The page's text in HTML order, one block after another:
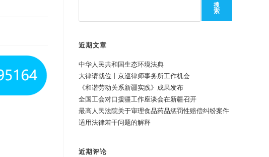
搜
索
近期文章
中华人民共和国生态环境法典
大律请就位丨京巡律师事务所工作机会
《和谐劳动关系新疆实践》成果发布
全国工会对口援疆工作座谈会在新疆召开
最高人民法院关于审理食品药品惩罚性赔偿纠纷案件
适用法律若干问题的解释
近期评论